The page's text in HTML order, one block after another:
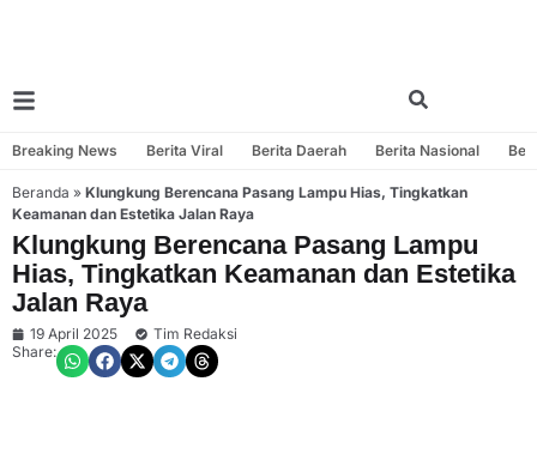
Breaking News Berita Viral Berita Daerah Berita Nasional
Beranda » Klungkung Berencana Pasang Lampu Hias, Tingkatkan
Keamanan dan Estetika Jalan Raya
Klungkung Berencana Pasang Lampu
Hias, Tingkatkan Keamanan dan Estetika
Jalan Raya
19 April 2025
Tim Redaksi
Share: